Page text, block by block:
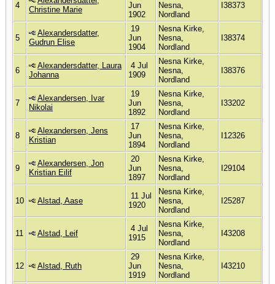
4
Christine Marie
Jun
1902
Nesna,
Nordland
I38373
5
Alexandersdatter,
Gudrun Elise
19
Jun
1904
Nesna Kirke,
Nesna,
Nordland
I38374
6
Alexandersdatter, Laura
Johanna
4 Jul
1909
Nesna Kirke,
Nesna,
Nordland
I38376
7
Alexandersen, Ivar
Nikolai
19
Jun
1892
Nesna Kirke,
Nesna,
Nordland
I33202
8
Alexandersen, Jens
Kristian
17
Jun
1894
Nesna Kirke,
Nesna,
Nordland
I12326
9
Alexandersen, Jon
Kristian Eilif
20
Jun
1897
Nesna Kirke,
Nesna,
Nordland
I29104
10 Alstad, Aase
11 Jul
1920
Nesna Kirke,
Nesna,
Nordland
I25287
11 Alstad, Leif
4 Jul
1915
Nesna Kirke,
Nesna,
Nordland
I43208
12 Alstad, Ruth
29
Jun
1919
Nesna Kirke,
Nesna,
Nordland
I43210